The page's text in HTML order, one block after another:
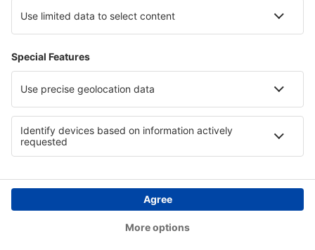
Paesi
Siti web internazionali
eSky.eu eSky.com eDestinos.com